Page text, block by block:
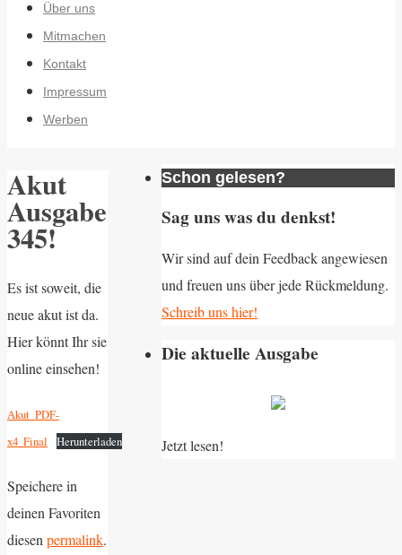
Über uns
Mitmachen
Kontakt
Impressum
Werben
Akut
Ausgabe
345!
Es ist soweit, die
neue akut ist da.
Hier könnt Ihr sie
online einsehen!
Akut_PDF-
x4_Final
Herunterladen
Speichere in
deinen Favoriten
diesenpermalink.
Schon gelesen?
Sag uns was du denkst!
Wir sind auf dein Feedback angewiesen
und freuen uns über jede Rückmeldung.
Schreib uns hier!
Die aktuelle Ausgabe
Jetzt lesen!